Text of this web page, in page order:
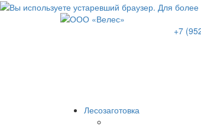
+7
Лесозаготовка